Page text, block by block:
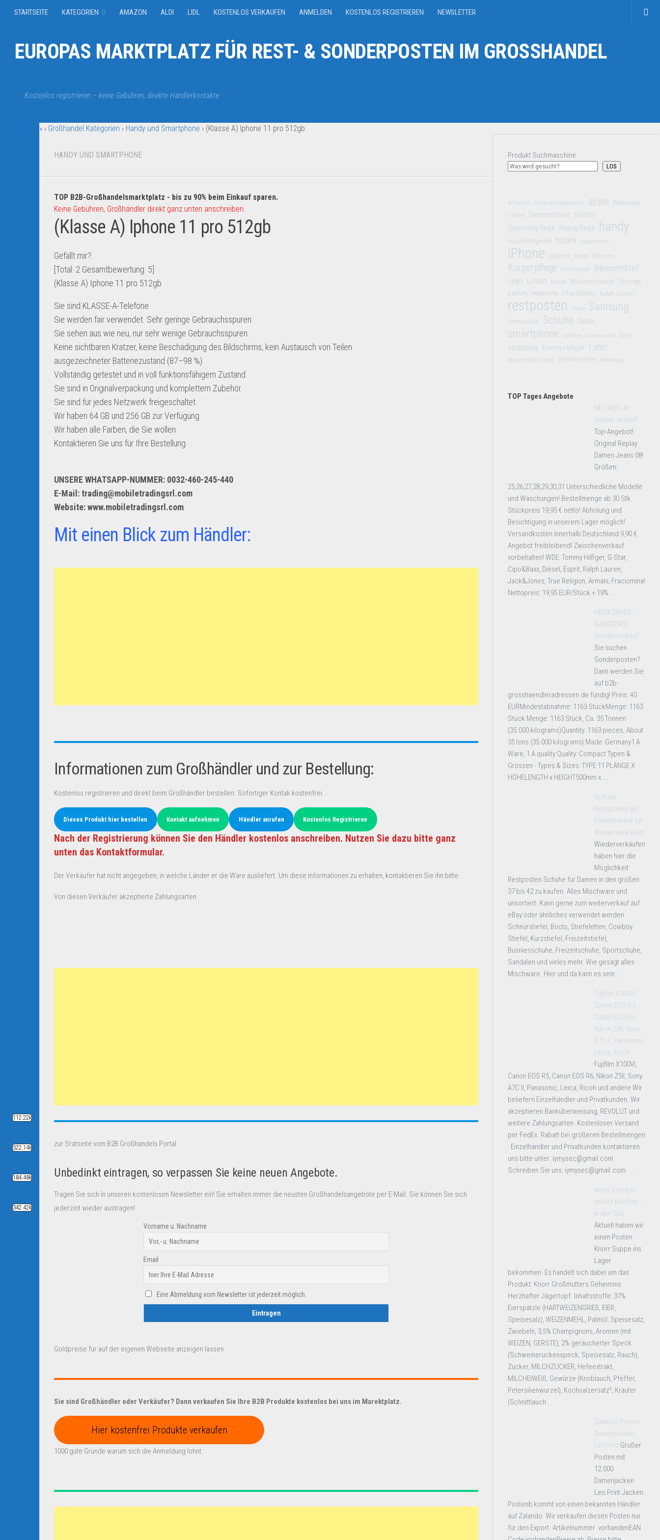
STARTSEITE KATEGORIEN AMAZON ALDI LIDL KOSTENLOS VERKAUFEN ANMELDEN KOSTENLOS REGISTRIEREN NEWSLETTER
EUROPAS MARKTPLATZ FÜR REST- & SONDERPOSTEN IM GROSSHANDEL
Kostenlos registrieren – keine Gebühren, direkte Händlerkontakte
» › Großhandel Kategorien › Handy und Smartphone › (Klasse A) Iphone 11 pro 512gb
HANDY UND SMARTPHONE
TOP B2B-Großhandelsmarktplatz - bis zu 90% beim Einkauf sparen.
Keine Gebühren, Großhändler direkt ganz unten anschreiben.
(Klasse A) Iphone 11 pro 512gb
Gefällt mir?:
[Total: 2 Gesamtbewertung: 5
(Klasse A) Iphone 11 pro 512gb
Sie sind KLASSE-A-Telefone
Sie werden fair verwendet. Sehr geringe Gebrauchsspuren.
Sie sehen aus wie neu, nur sehr wenige Gebrauchsspuren.
Keine sichtbaren Kratzer, keine Beschädigung des Bildschirms, kein Austausch von Teilen.
ausgezeichneter Batteriezustand (87–98 %)
Vollständig getestet und in voll funktionsfähigem Zustand
Sie sind in Originalverpackung und komplettem Zubehör.
Sie sind für jedes Netzwerk freigeschaltet.
Wir haben 64 GB und 256 GB zur Verfügung
Wir haben alle Farben, die Sie wollen
Kontaktieren Sie uns für Ihre Bestellung.
UNSERE WHATSAPP-NUMMER: 0032-460-245-440
E-Mail: trading@mobiletradingsrl.com
Website: www.mobiletradingsrl.com
Mit einen Blick zum Händler:
Informationen zum Großhändler und zur Bestellung:
Kostenlos registrieren und direkt beim Großhändler bestellen. Sofortiger Kontak kostenfrei.
Dieses Produkt hier bestellen Kontakt aufnehmen Händler anrufen Kostenlos Registrieren
Nach der Registrierung können Sie den Händler kostenlos anschreiben. Nutzen Sie dazu bitte ganz
unten das Kontaktformular.
Der Verkäufer hat nicht angegeben, in welche Länder er die Ware ausliefert. Um diese Informationen zu erhalten, kontaktieren Sie ihn bitte.
Von diesen Verkäufer akzeptierte Zahlungsarten
zur Sratseite vom B2B Großhandels Portal
Unbedinkt eintragen, so verpassen Sie keine neuen Angebote.
Tragen Sie sich in unseren kostenlosen Newsletter ein! Sie erhalten immer die neusten Großhandelsangebote per E-Mail. Sie können Sie sich
jederzeit wieder austragen!
Vorname u. Nachname
Email
Eine Abmeldung vom Newsletter ist jederzeit möglich.
Goldpreise für auf der eigenen Webseite anzeigen lassen.
Sie sind Großhändler oder Verkäufer? Dann verkaufen Sie Ihre B2B Produkte kostenlos bei uns im Marektplatz.
Hier kostenfrei Produkte verkaufen
1000 gute Gründe warum sich die Anmeldung lohnt.
Produkt Suchmaschine
LOS
Amazon amazon restposten apple Bekleidung
Collier Damenschuhe fashion
Gesichtspflege Handpflege handy
Haushaltsgeräte hosen Hygieneartikel
iPhone jacken jeans Kerzen
Körperpflege Küchengeräte lebensmittel
Lego Lotion Mode Modeschmuck Ohrringe
parfüm
Perlenkette Playstation Ralph Lauren
restposten röcke Samsung
Schmuckset Schuhe Seife
smartphone software sonderposten Sony
spielzeug Tommy Hilfiger t shirt
Waschmaschinen Weihnachten Werkzeug
TOP Tages Angebote
NEU REPLAY
Damen Jeans!!!
Top-Angebot!
Original Replay
Damen Jeans 08!
Größen:
25,26,27,28,29,30,31 Unterschiedliche Modelle
und Waschungen! Bestellmenge ab 30 Stk.
Stückpreis 19,95 € netto! Abholung und
Besichtigung in unserem Lager möglich!
Versandkosten innerhalb Deutschland 9,90 €.
Angebot freibleibend! Zwischenverkauf
vorbehalten! WDE: Tommy Hilfiger, G-Star,
Cipo&Baxx, Diesel, Esprit, Ralph Lauren,
Jack&Jones, True Religion, Armani, Fraciomina!
Nettopreis: 19,95 EUR/Stück + 19% ...
HEIZKÖRPER –
RADIATORS
Sonderverkauf
Sie suchen
Sonderposten?
Dann werden Sie
auf b2b-
grosshaendleradressen.de fündig! Preis: 40
EURMindestabnahme: 1163 StückMenge: 1163
Stück Menge: 1163 Stück, Ca. 35 Tonnen
(35.000 kilograms)Quantity: 1163 pieces, About
35 tons (35.000 kilograms) Made: Germany1 A
Ware, 1 A quality Quality: Compact Typen &
Grössen - Types & Sizes: TYPE 11 PLÄNGE X
HÖHELENGTH x HEIGHT500mm x ...
Schuhe
Restposten als
Palettenware für
Wiederverkäufer
Wiederverkäufen
haben hier die
Möglichkeit
Restposten Schuhe für Damen in den größen
37 bis 42 zu kaufen. Alles Mischware und
unsortiert. Kann gerne zum weiterverkauf auf
eBay oder ähnliches verwendet werden.
Schnürstiefel, Boots, Stiefeletten, Cowboy
Stiefel, Kurzstiefel, Freizeitstiefel,
Busniesschuhe, Freizeitschuhe, Sportschuhe,
Sandalen und vieles mehr. Wie gesagt alles
Mischware. Hier und da kann es sein ...
Fujifilm X100VI,
Canon EOS R5,
Canon EOS R6,
Nikon Z5II, Sony
A7C II, Panasonic,
Leica, Ricoh
Fujifilm X100VI,
Canon EOS R5, Canon EOS R6, Nikon Z5II, Sony
A7C II, Panasonic, Leica, Ricoh und andere Wir
beliefern Einzelhändler und Privatkunden. Wir
akzeptieren Banküberweisung, REVOLUT und
weitere Zahlungsarten. Kostenloser Versand
per FedEx. Rabatt bei größeren Bestellmengen
Einzelhändler und Privatkunden kontaktieren
uns bitte unter: iymysec@gmail.com
Schreiben Sie uns: iymysec@gmail.com ...
Knorr Eintöpfe
selber Kochen –
in der Tüte
Aktuell haben wir
einen Posten
Knorr Suppe ins
Lager
bekommen. Es handelt sich dabei um das
Produkt: Knorr Großmutters Geheimnis
Herzhafter Jägertopf. Inhaltsstoffe: 37%
Eierspätzle (HARTWEIZENGRIEß, EIER,
Speisesalz), WEIZENMEHL, Palmöl, Speisesalz,
Zwiebeln, 3,5% Champignons, Aromen (mit
WEIZEN, GERSTE), 2% geräucherter Speck
(Schweinerückenspeck, Speisesalz, Rauch),
Zucker, MILCHZUCKER, Hefeextrakt,
MILCHEIWEIß, Gewürze (Knoblauch, Pfeffer,
Petersilienwurzel), Kochsalzersatz³, Kräuter
(Schnittlauch ...
Zalando Posten
Damenjacken
LeoPrint Großer
Posten mit
12.000
Damenjacken
Leo Print Jacken.
Postenb kommt von einen bekannten Händler
auf Zalando. Wir verkaufen diesen Posten nur
für den Export. Artikelnummer: vorhandenEAN
112.22k
522.14k
184.48k
342.42k